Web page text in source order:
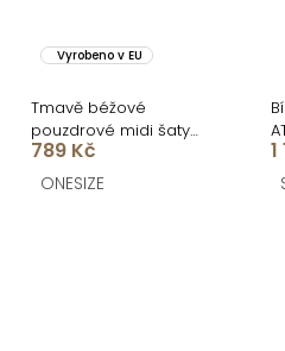
Vyrobeno v EU
Tmavě béžové
pouzdrové midi šaty
GERARDYS s páskem
789 Kč
ONESIZE